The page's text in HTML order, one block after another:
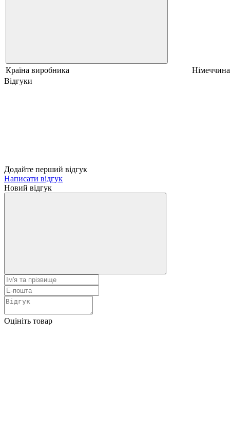
Країна виробника
Німеччина
Відгуки
Додайте перший відгук
Написати відгук
Новий відгук
Оцініть товар